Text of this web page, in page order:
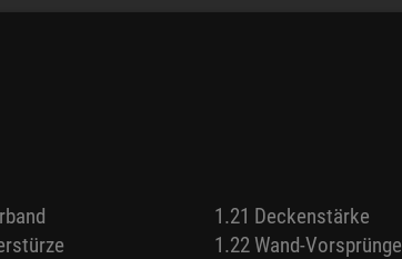
1.21 Deckenstärke
1.22 Wand-Vorsprünge